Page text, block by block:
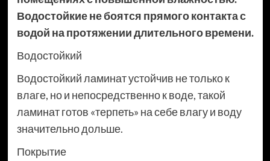
Водостойкие не боятся прямого контакта с
водой на протяжении длительного времени.
Водостойкий
Водостойкий ламинат устойчив не только к
влаге, но и непосредственно к воде, такой
ламинат готов «терпеть» на себе влагу и воду
значительно дольше.
Покрытие